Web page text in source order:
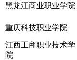
黑龙江商业职业学院
重庆科技职业学院
江西工商职业技术学
院